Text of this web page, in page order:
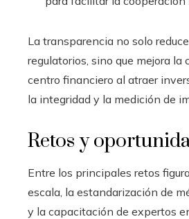
La transparencia no solo
regulatorios, sino que mejora
centro financiero al atraer
la integridad y la medición de
Retos y
Entre los principales retos
escala, la estandarización de
y la capacitación de expertos